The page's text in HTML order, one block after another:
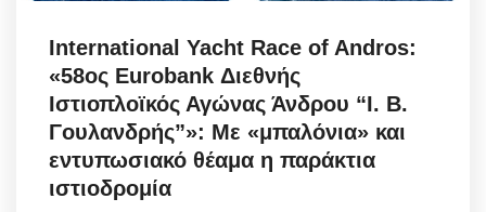
International Yacht Race of Andros:
«58ος Eurobank Διεθνής
Ιστιοπλοϊκός Αγώνας Άνδρου “Ι. Β.
Γουλανδρής”»: Με «μπαλόνια» και
εντυπωσιακό θέαμα η παράκτια
ιστιοδρομία